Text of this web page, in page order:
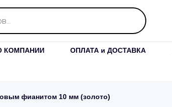
КОМПАНИИ ОПЛАТА и ДОСТАВКА
фианитом 10 мм (золото)